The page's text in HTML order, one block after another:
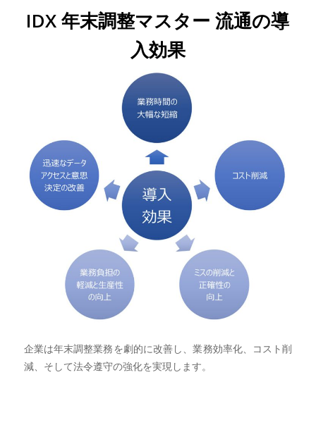
IDX 年末調整マスター 流通の導
入効果
企業は年末調整業務を劇的に改善し、業務効率化、コスト削
減、そして法令遵守の強化を実現します。